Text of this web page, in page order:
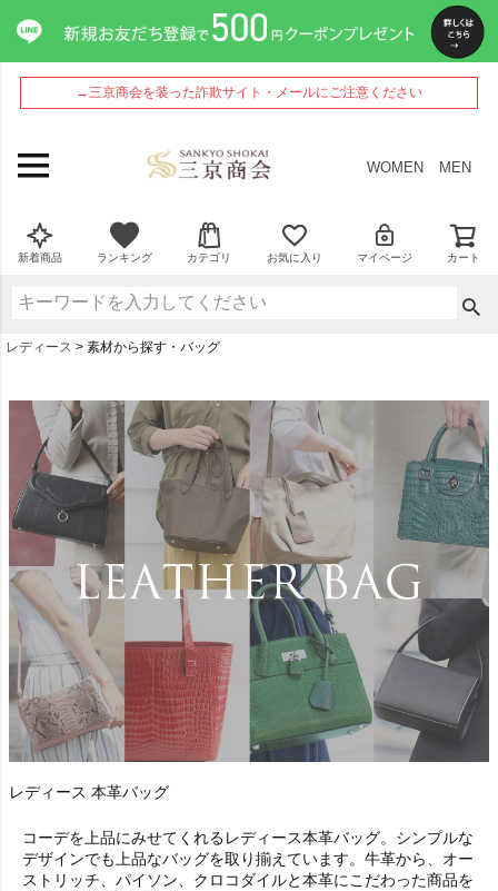
→三京商会を装った詐欺サイト・メールにご注意ください
WOMEN MEN
新着商品 ランキング カテゴリ お気に入り マイページ カート
レディース 素材から探す・バッグ
レディース 本革バッグ
コーデを上品にみせてくれるレディース本革バッグ。シンプルな
デザインでも上品なバッグを取り揃えています。牛革から、オー
ストリッチ、パイソン、クロコダイルと本革にこだわった商品を